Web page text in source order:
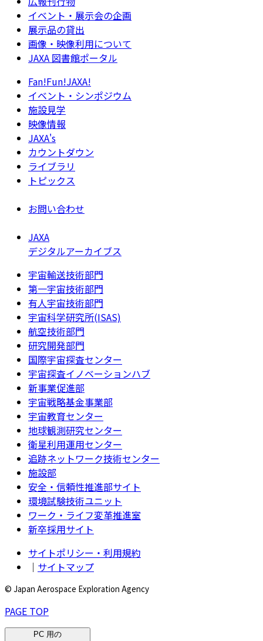
イベント・展示会の企画
展示品の貸出
画像・映像利用について
JAXA 図書館ポータル
Fan!Fun!JAXA!
イベント・シンポジウム
施設見学
映像情報
JAXA's
カウントダウン
ライブラリ
トピックス
お問い合わせ
JAXA
デジタルアーカイブス
宇宙輸送技術部門
第一宇宙技術部門
有人宇宙技術部門
宇宙科学研究所(ISAS)
航空技術部門
研究開発部門
国際宇宙探査センター
宇宙探査イノベーションハブ
新事業促進部
宇宙戦略基金事業部
宇宙教育センター
地球観測研究センター
衛星利用運用センター
追跡ネットワーク技術センター
施設部
安全・信頼性推進部サイト
環境試験技術ユニット
ワーク・ライフ変革推進室
新卒採用サイト
サイトポリシー・利用規約
｜ サイトマップ
© Japan Aerospace Exploration Agency
PAGE TOP
PC 用の